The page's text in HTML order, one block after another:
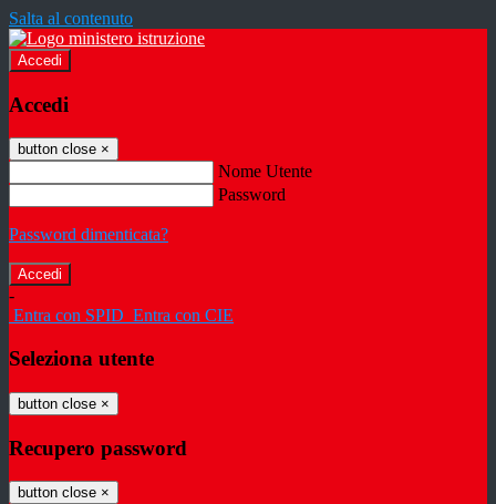
Salta al contenuto
Accedi
Accedi
button close ×
Nome Utente
Password
Password dimenticata?
-
Entra con SPID Entra con CIE
Seleziona utente
button close ×
Recupero password
button close ×